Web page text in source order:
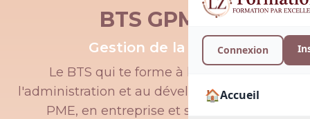
Connexion
🏠Accueil
BTS GPME
Gestion de la PME
Le BTS qui te forme à la gestion, à
l'administration et au développement d'une
PME, en entreprise et sur le terrain.